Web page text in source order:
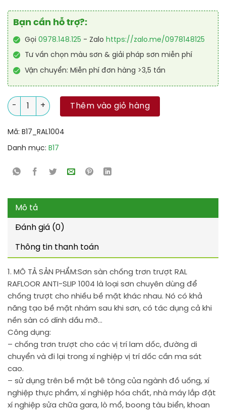
Bạn cần hỗ trợ?:
Gọi 0978.148.125 - Zalo https://zalo.me/0978148125
Tư vấn chọn màu sơn & giải pháp sơn miễn phí
Vận chuyển: Miễn phí đơn hàng >3,5 tấn
Sơn sàn chống trơn trượt RAL RAFLOOR ANTI-SLIP 1004 số
Thêm vào giỏ hàng
Mã: B17_RAL1004
Danh mục: B17
Mô tả
Đánh giá (0)
Thông tin thanh toán
1. MÔ TẢ SẢN PHẨM:Sơn sàn chống trơn trượt RAL
RAFLOOR ANTI-SLIP 1004 là loại sơn chuyên dùng để
chống trượt cho nhiều bề mặt khác nhau. Nó có khả
năng tạo bề mặt nhám sau khi sơn, có tác dụng cả khi
nền sàn có dính dầu mỡ…
Công dụng:
– chống trơn trượt cho các vị trí lam dốc, đường di
chuyển và đi lại trong xí nghiệp vị trí dốc cần ma sát
cao.
– sử dụng trên bề mặt bê tông của ngành đồ uống, xí
nghiệp thực phẩm, xí nghiệp hóa chất, nhà máy lắp đặt
xí nghiệp sửa chữa gara, lò mổ, boong tàu biển, khoan